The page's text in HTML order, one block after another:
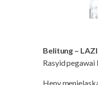
Belitung –
Rasyid
Heny